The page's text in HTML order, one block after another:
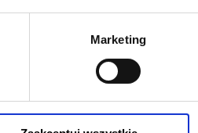
Marketing